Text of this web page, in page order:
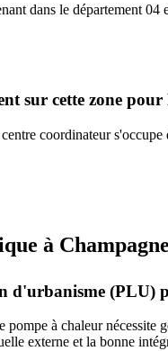
dans le département 04
sur cette zone
coordinateur
à
d'urbanisme (PLU)
à chaleur nécessite
externe et la bonne